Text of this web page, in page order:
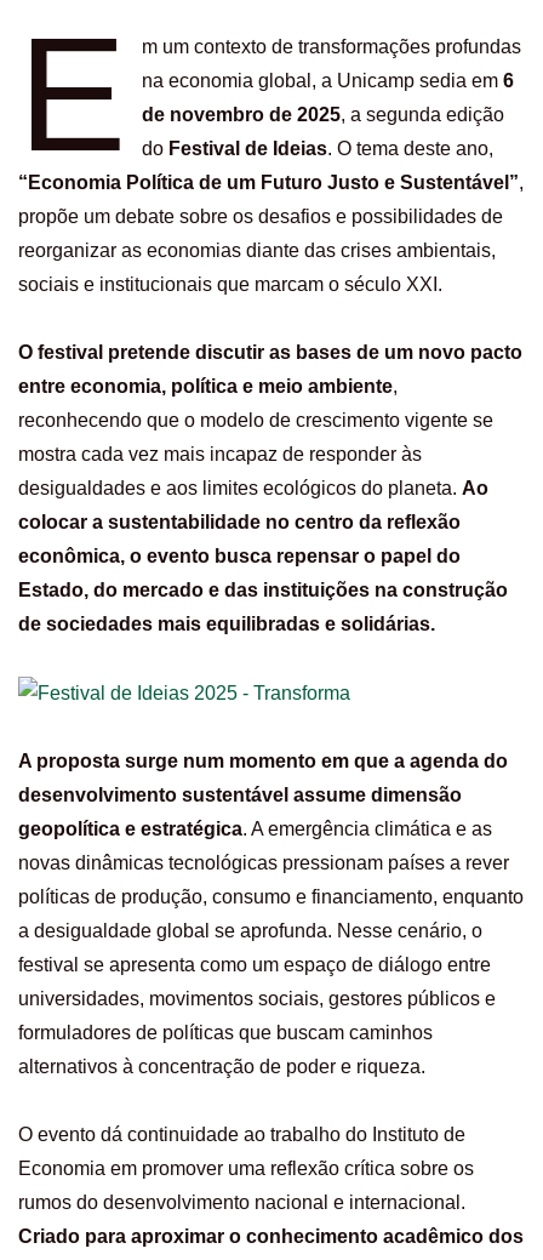
E
m um contexto de transformações profundas
na economia global, a Unicamp sedia em6
de novembro de 2025, a segunda edição
do Festival de Ideias. O tema deste ano,
“Economia Política de um Futuro Justo e Sustentável”,
propõe um debate sobre os desafios e possibilidades de
reorganizar as economias diante das crises ambientais,
sociais e institucionais que marcam o século XXI.
O festival pretende discutir as bases de um novo pacto
entre economia, política e meio ambiente,
reconhecendo que o modelo de crescimento vigente se
mostra cada vez mais incapaz de responder às
desigualdades e aos limites ecológicos do planeta. Ao
colocar a sustentabilidade no centro da reflexão
econômica, o evento busca repensar o papel do
Estado, do mercado e das instituições na construção
de sociedades mais equilibradas e solidárias.
A proposta surge num momento em que a agenda do
desenvolvimento sustentável assume dimensão
geopolítica e estratégica. A emergência climática e as
novas dinâmicas tecnológicas pressionam países a rever
políticas de produção, consumo e financiamento, enquanto
a desigualdade global se aprofunda. Nesse cenário, o
festival se apresenta como um espaço de diálogo entre
universidades, movimentos sociais, gestores públicos e
formuladores de políticas que buscam caminhos
alternativos à concentração de poder e riqueza.
O evento dá continuidade ao trabalho do Instituto de
Economia em promover uma reflexão crítica sobre os
rumos do desenvolvimento nacional e internacional.
Criado para aproximar o conhecimento acadêmico dos